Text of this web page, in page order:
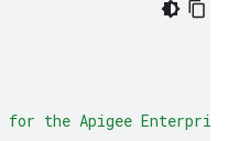
for the Apigee